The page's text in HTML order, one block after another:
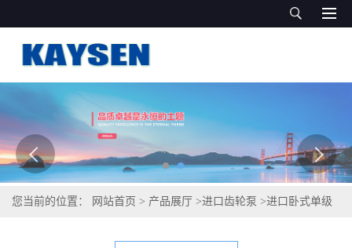
您当前的位置： 网站首页 > 产品展厅 >进口齿轮泵 >进口卧式单级